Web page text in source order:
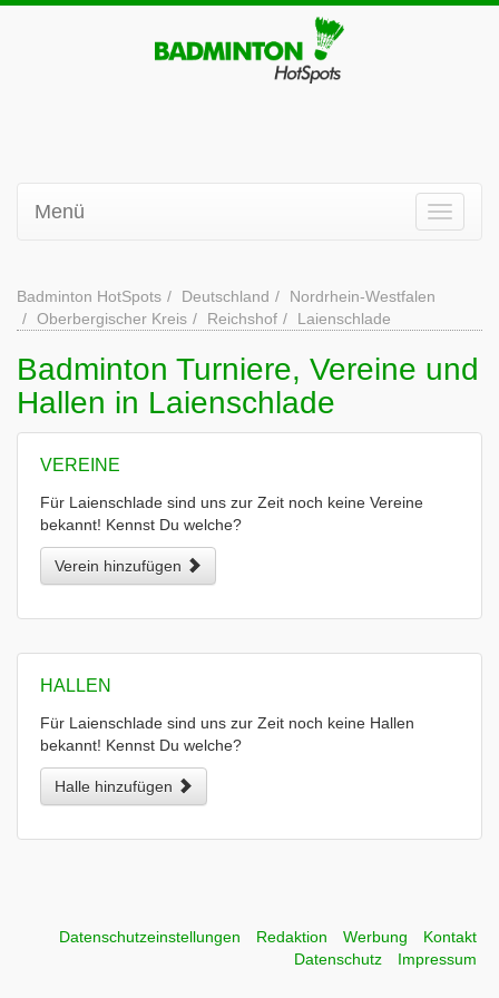
Menü
Badminton HotSpots Deutschland
Nordrhein-Westfalen
Oberbergischer Kreis
Reichshof Laienschlade
Badminton Turniere, Vereine und
Hallen in Laienschlade
VEREINE
Für Laienschlade sind uns zur Zeit noch keine Vereine
bekannt! Kennst Du welche?
Verein hinzufügen
HALLEN
Für Laienschlade sind uns zur Zeit noch keine Hallen
bekannt! Kennst Du welche?
Halle hinzufügen
Datenschutzeinstellungen Redaktion Werbung
Kontakt
Datenschutz
Impressum